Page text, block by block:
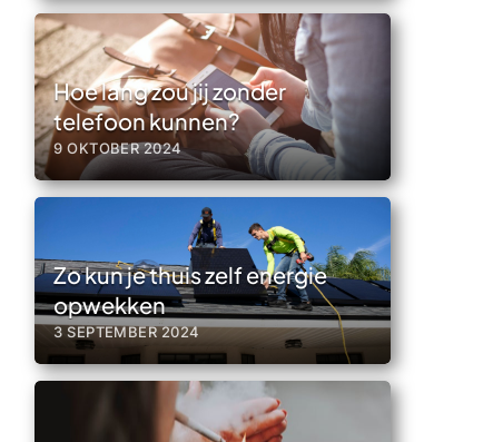
Hoe lang zou jij zonder
telefoon kunnen?
9 OKTOBER 2024
Zo kun je thuis zelf energie
opwekken
3 SEPTEMBER 2024